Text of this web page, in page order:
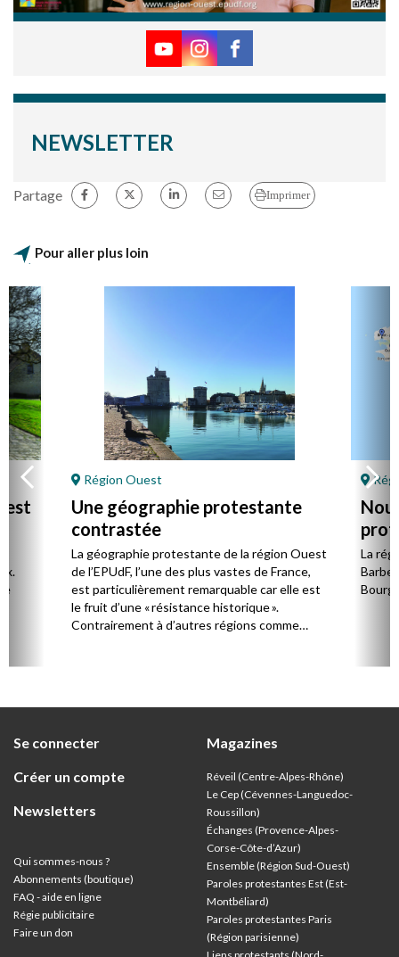
NEWSLETTER
Partage Imprimer
Pour aller plus loin
Région Ouest
Une géographie protestante
contrastée
La géographie protestante de la région Ouest
de l’EPUdF, l’une des plus vastes de France,
est particulièrement remarquable car elle est
le fruit d’une « résistance historique ».
Contrairement à d’autres régions comme
La
Se connecter
Créer un compte
Newsletters
Qui sommes-nous ?
Abonnements (boutique)
FAQ - aide en ligne
Régie publicitaire
Faire un don
Magazines
Réveil (Centre-Alpes-Rhône)
Le Cep (Cévennes-Languedoc-
Roussillon)
Échanges (Provence-Alpes-
Corse-Côte-d’Azur)
Ensemble (Région Sud-Ouest)
Paroles protestantes Est (Est-
Montbéliard)
Paroles protestantes Paris
(Région parisienne)